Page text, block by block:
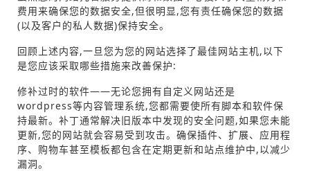
费用来确保您的数据安全,但很明显,您有责任确保您的数据
(以及客户的私人数据)保持安全。
回顾上述内容,一旦您为您的网站选择了最佳网站主机,以下
是您应该采取哪些措施来改善保护:
修补过时的软件——无论您拥有自定义网站还是
wordpress等内容管理系统,您都需要使所有脚本和软件保
持最新。补丁通常解决旧版本中发现的安全问题,如果您未能
更新,您的网站就会容易受到攻击。确保插件、扩展、应用程
序、购物车甚至模板都包含在定期更新和站点维护中,以减少
漏洞。